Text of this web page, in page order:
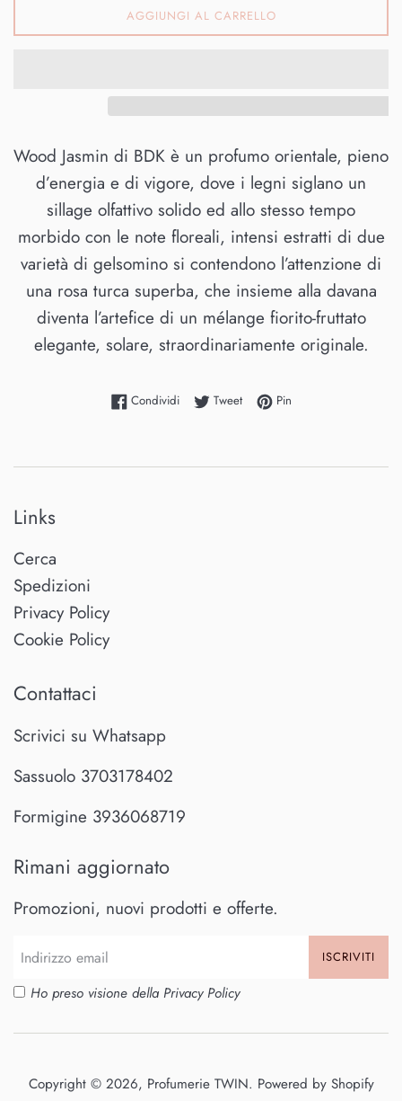
AGGIUNGI AL CARRELLO
Wood Jasmin di BDK è un profumo orientale, pieno
d’energia e di vigore, dove i legni siglano un
sillage olfattivo solido ed allo stesso tempo
morbido con le note floreali, intensi estratti di due
varietà di gelsomino si contendono l’attenzione di
una rosa turca superba, che insieme alla davana
diventa l’artefice di un mélange fiorito-fruttato
elegante, solare, straordinariamente originale.
CondividiCondividi su Facebook
TweetTwitta su Twitter
PinPinna su Pinterest
Links
Cerca
Spedizioni
Privacy Policy
Cookie Policy
Contattaci
Scrivici su Whatsapp
Sassuolo 3703178402
Formigine 3936068719
Rimani aggiornato
Promozioni, nuovi prodotti e offerte.
ISCRIVITI
Ho preso visione della Privacy Policy
Copyright © 2026, Profumerie TWIN. Powered by Shopify